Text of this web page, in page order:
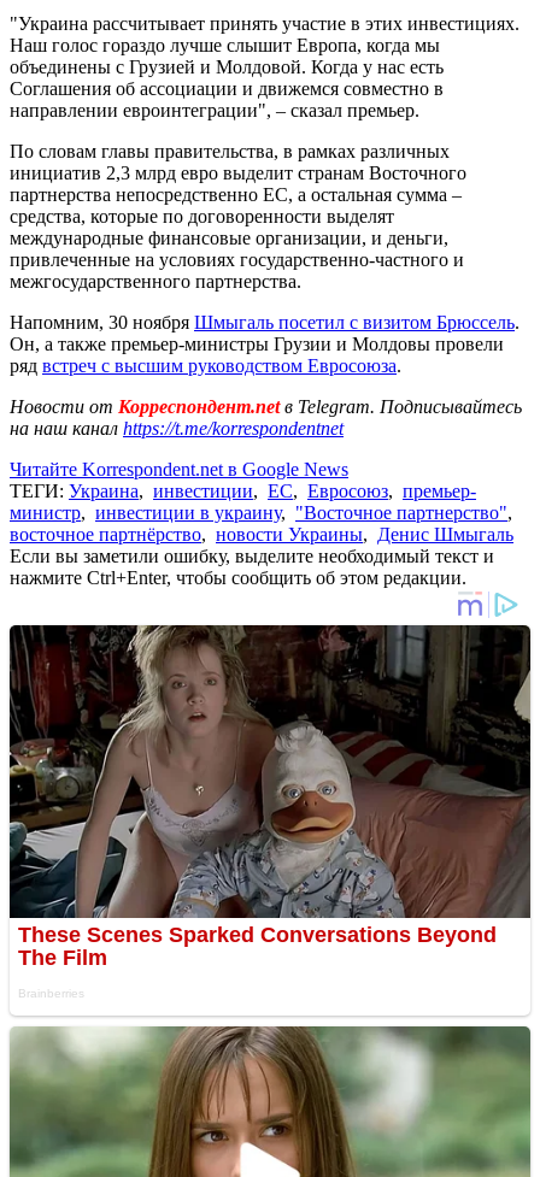
"Украина рассчитывает принять участие в этих инвестициях.
Наш голос гораздо лучше слышит Европа, когда мы
объединены с Грузией и Молдовой. Когда у нас есть
Соглашения об ассоциации и движемся совместно в
направлении евроинтеграции", – сказал премьер.
По словам главы правительства, в рамках различных
инициатив 2,3 млрд евро выделит странам Восточного
партнерства непосредственно ЕС, а остальная сумма –
средства, которые по договоренности выделят
международные финансовые организации, и деньги,
привлеченные на условиях государственно-частного и
межгосударственного партнерства.
Напомним, 30 ноября Шмыгаль посетил с визитом Брюссель.
Он, а также премьер-министры Грузии и Молдовы провели
ряд встреч с высшим руководством Евросоюза.
Новости от Корреспондент.netв Telegram. Подписывайтесь
на наш канал https://t.me/korrespondentnet
Читайте Korrespondent.net в Google News
ТЕГИ: Украина, инвестиции, ЕС, Евросоюз, премьер-
министр, инвестиции в украину, "Восточное партнерство",
восточное партнёрство, новости Украины, Денис Шмыгаль
Если вы заметили ошибку, выделите необходимый текст и
нажмите Ctrl+Enter, чтобы сообщить об этом редакции.